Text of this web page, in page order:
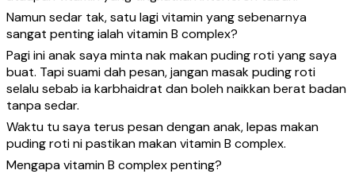
Namun sedar tak, satu lagi vitamin yang sebenarnya
sangat penting ialah vitamin B complex?
Pagi ini anak saya minta nak makan puding roti yang saya
buat. Tapi suami dah pesan, jangan masak puding roti
selalu sebab ia karbhaidrat dan boleh naikkan berat badan
tanpa sedar.
Waktu tu saya terus pesan dengan anak, lepas makan
puding roti ni pastikan makan vitamin B complex.
Mengapa vitamin B complex penting?